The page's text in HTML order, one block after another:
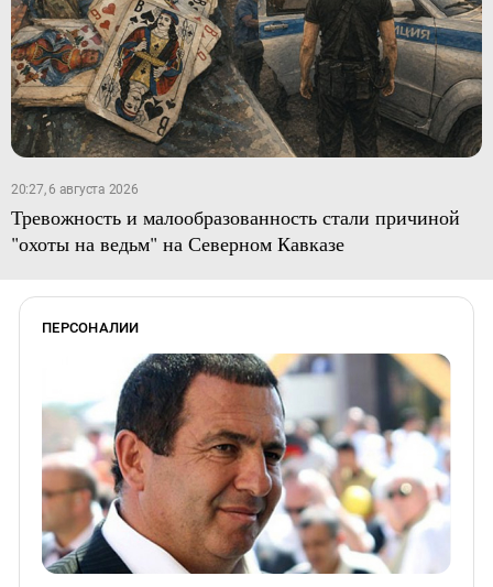
20:27, 6 августа 2026
Тревожность и малообразованность стали причиной
"охоты на ведьм" на Северном Кавказе
ПЕРСОНАЛИИ